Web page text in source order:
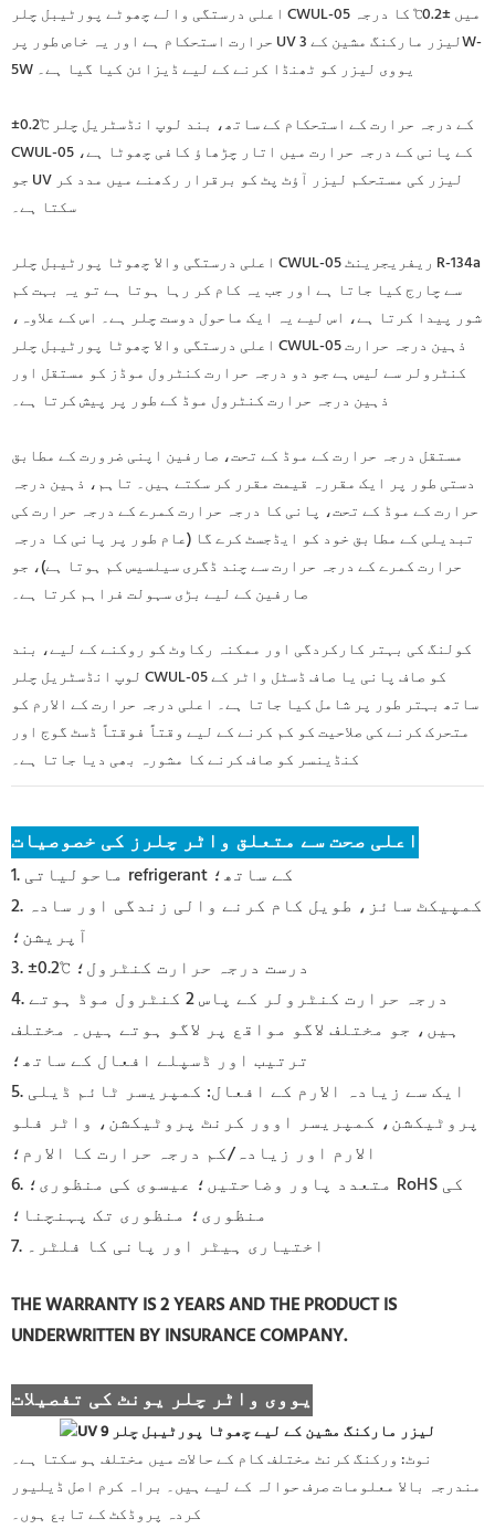
اعلی درستگی والے چھوٹے پورٹیبل چلر CWUL-05 میں ±0.2℃ کا درجہ
حرارت استحکام ہے اور یہ خاص طور پر UV لیزر مارکنگ مشین کے 3W-
5W یووی لیزر کو ٹھنڈا کرنے کے لیے ڈیزائن کیا گیا ہے۔
±0.2℃ کے درجہ حرارت کے استحکام کے ساتھ، بند لوپ انڈسٹریل چلر
CWUL-05 کے پانی کے درجہ حرارت میں اتار چڑھاؤ کافی چھوٹا ہے،
جو UV لیزر کی مستحکم لیزر آؤٹ پٹ کو برقرار رکھنے میں مدد کر
سکتا ہے۔
اعلی درستگی والا چھوٹا پورٹیبل چلر CWUL-05 ریفریجرینٹ R-134a
سے چارج کیا جاتا ہے اور جب یہ کام کر رہا ہوتا ہے تو یہ بہت کم
شور پیدا کرتا ہے، اس لیے یہ ایک ماحول دوست چلر ہے۔ اس کے علاوہ،
اعلی درستگی والا چھوٹا پورٹیبل چلر CWUL-05 ذہین درجہ حرارت
کنٹرولر سے لیس ہے جو دو درجہ حرارت کنٹرول موڈز کو مستقل اور
ذہین درجہ حرارت کنٹرول موڈ کے طور پر پیش کرتا ہے۔
مستقل درجہ حرارت کے موڈ کے تحت، صارفین اپنی ضرورت کے مطابق
دستی طور پر ایک مقررہ قیمت مقرر کر سکتے ہیں۔ تاہم، ذہین درجہ
حرارت کے موڈ کے تحت، پانی کا درجہ حرارت کمرے کے درجہ حرارت کی
تبدیلی کے مطابق خود کو ایڈجسٹ کرے گا (عام طور پر پانی کا درجہ
حرارت کمرے کے درجہ حرارت سے چند ڈگری سیلسیس کم ہوتا ہے)، جو
صارفین کے لیے بڑی سہولت فراہم کرتا ہے۔
کولنگ کی بہتر کارکردگی اور ممکنہ رکاوٹ کو روکنے کے لیے، بند
لوپ انڈسٹریل چلر CWUL-05 کو صاف پانی یا صاف ڈسٹل واٹر کے
ساتھ بہتر طور پر شامل کیا جاتا ہے۔ اعلی درجہ حرارت کے الارم کو
متحرک کرنے کی صلاحیت کو کم کرنے کے لیے وقتاً فوقتاً ڈسٹ گوج اور
کنڈینسر کو صاف کرنے کا مشورہ بھی دیا جاتا ہے۔
اعلی صحت سے متعلق واٹر چلرز کی خصوصیات
1. ماحولیاتی refrigerant کے ساتھ؛
2. کمپیکٹ سائز، طویل کام کرنے والی زندگی اور سادہ
آپریشن؛
3. ±0.2℃ درست درجہ حرارت کنٹرول؛
4. درجہ حرارت کنٹرولر کے پاس 2 کنٹرول موڈ ہوتے
ہیں، جو مختلف لاگو مواقع پر لاگو ہوتے ہیں۔ مختلف
ترتیب اور ڈسپلے افعال کے ساتھ؛
5. ایک سے زیادہ الارم کے افعال: کمپریسر ٹائم ڈیلی
پروٹیکشن، کمپریسر اوور کرنٹ پروٹیکشن، واٹر فلو
الارم اور زیادہ/کم درجہ حرارت کا الارم؛
6. متعدد پاور وضاحتیں؛ عیسوی کی منظوری؛ RoHS کی
منظوری؛ منظوری تک پہنچنا؛
7. اختیاری ہیٹر اور پانی کا فلٹر۔
THE WARRANTY IS 2 YEARS AND THE PRODUCT IS
UNDERWRITTEN BY INSURANCE COMPANY.
یووی واٹر چلر یونٹ کی تفصیلات
نوٹ: ورکنگ کرنٹ مختلف کام کے حالات میں مختلف ہو سکتا ہے۔
مندرجہ بالا معلومات صرف حوالہ کے لیے ہیں۔ براہ کرم اصل ڈیلیور
کردہ پروڈکٹ کے تابع ہوں۔